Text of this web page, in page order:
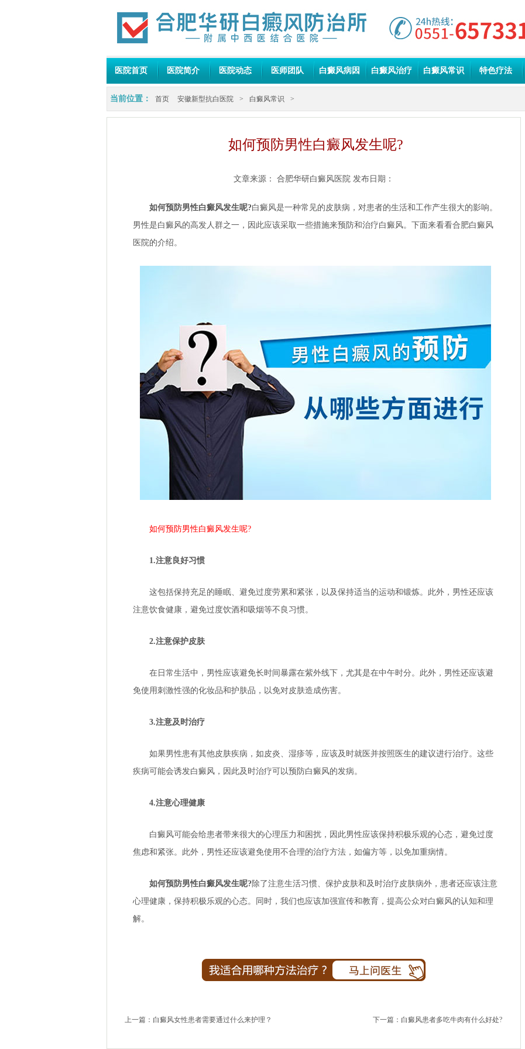
医院首页 医院简介 医院动态 医师团队 白癜风病因 白癜风治疗 白癜风常识 特色疗法
当前位置： 首页 安徽新型抗白医院 > 白癜风常识 >
如何预防男性白癜风发生呢?
文章来源： 合肥华研白癜风医院 发布日期：
如何预防男性白癜风发生呢?白癜风是一种常见的皮肤病，对患者的生活和工作产生很大的影响。
男性是白癜风的高发人群之一，因此应该采取一些措施来预防和治疗白癜风。下面来看看合肥白癜风
医院的介绍。
如何预防男性白癜风发生呢?
1.注意良好习惯
这包括保持充足的睡眠、避免过度劳累和紧张，以及保持适当的运动和锻炼。此外，男性还应该
注意饮食健康，避免过度饮酒和吸烟等不良习惯。
2.注意保护皮肤
在日常生活中，男性应该避免长时间暴露在紫外线下，尤其是在中午时分。此外，男性还应该避
免使用刺激性强的化妆品和护肤品，以免对皮肤造成伤害。
3.注意及时治疗
如果男性患有其他皮肤疾病，如皮炎、湿疹等，应该及时就医并按照医生的建议进行治疗。这些
疾病可能会诱发白癜风，因此及时治疗可以预防白癜风的发病。
4.注意心理健康
白癜风可能会给患者带来很大的心理压力和困扰，因此男性应该保持积极乐观的心态，避免过度
焦虑和紧张。此外，男性还应该避免使用不合理的治疗方法，如偏方等，以免加重病情。
如何预防男性白癜风发生呢? 除了注意生活习惯、保护皮肤和及时治疗皮肤病外，患者还应该注意
心理健康，保持积极乐观的心态。同时，我们也应该加强宣传和教育，提高公众对白癜风的认知和理
解。
上一篇： 白癜风女性患者需要通过什么来护理？ 下一篇： 白癜风患者多吃牛肉有什么好处?